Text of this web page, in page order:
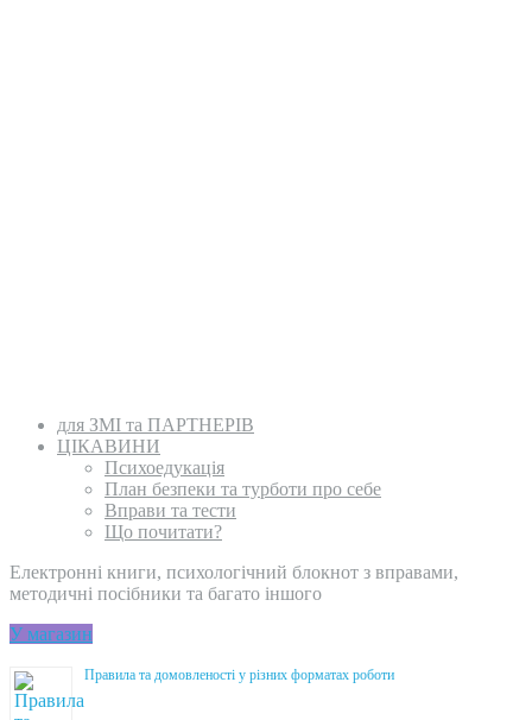
для ЗМІ та ПАРТНЕРІВ
ЦІКАВИНИ
Психоедукація
План безпеки та турботи про себе
Вправи та тести
Що почитати?
Електронні книги, психологічний блокнот з вправами,
методичні посібники та багато іншого
У магазин
Правила та домовленості у різних форматах роботи